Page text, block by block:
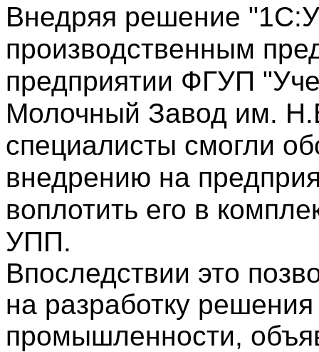
Внедряя решение
производственным
предприятии ФГУП
Молочный Завод им.
специалисты смогли
внедрению на
воплотить его в
УПП.
Впоследствии это
на разработку
промышленности,